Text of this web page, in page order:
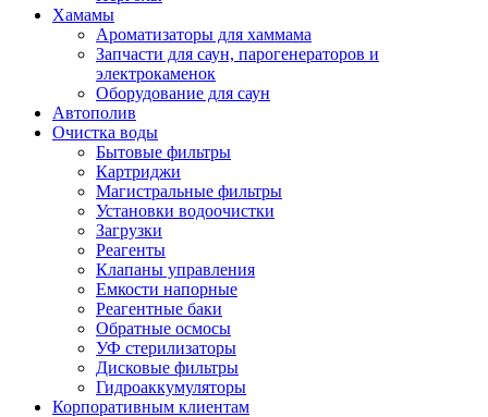
Хамамы
Ароматизаторы для хаммама
Запчасти для саун, парогенераторов и
электрокаменок
Оборудование для саун
Автополив
Очистка воды
Бытовые фильтры
Картриджи
Магистральные фильтры
Установки водоочистки
Загрузки
Реагенты
Клапаны управления
Емкости напорные
Реагентные баки
Обратные осмосы
УФ стерилизаторы
Дисковые фильтры
Гидроаккумуляторы
Корпоративным клиентам